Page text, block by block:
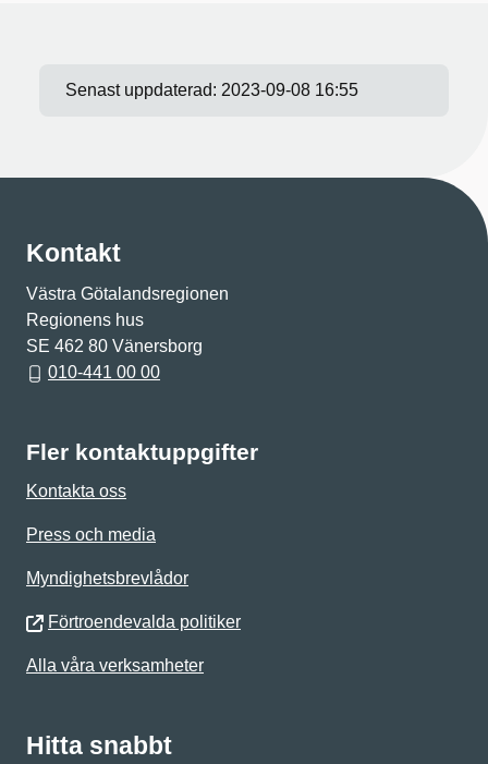
Senast uppdaterad: 2023-09-08 16:55
Kontakt
Västra Götalandsregionen
Regionens hus
SE 462 80 Vänersborg
010-441 00 00
Fler kontaktuppgifter
Kontakta oss
Press och media
Myndighetsbrevlådor
Förtroendevalda politiker
Alla våra verksamheter
Hitta snabbt